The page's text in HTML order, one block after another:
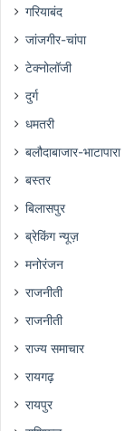
गरियाबंद
जांजगीर-चांपा
टेक्नोलॉजी
दुर्ग
धमतरी
बलौदाबाजार-भाटापारा
बस्तर
बिलासपुर
ब्रेकिंग न्यूज़
मनोरंजन
राजनीती
राजनीती
राज्य समाचार
रायगढ़
रायपुर